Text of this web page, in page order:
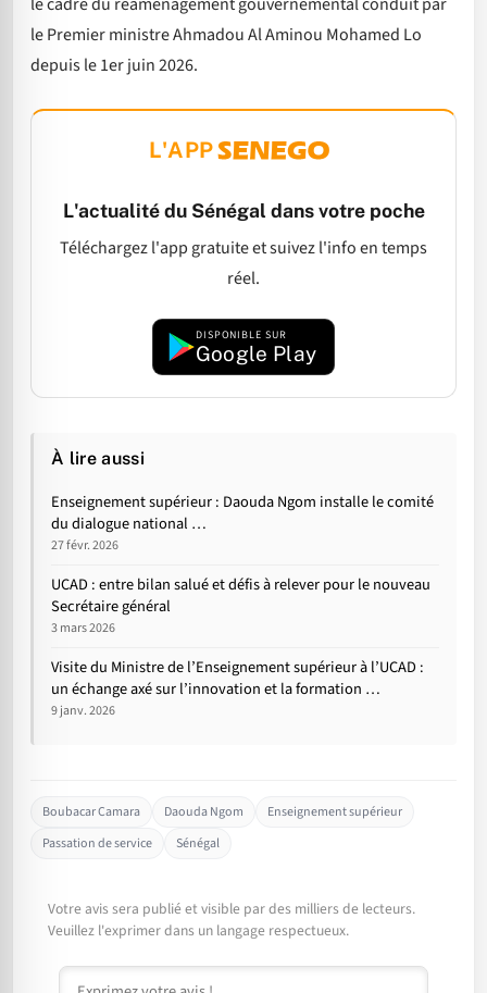
le Premier ministre Ahmadou Al Aminou Mohamed Lo
depuis le 1er juin 2026.
L'APP
L'actualité du Sénégal dans votre poche
Téléchargez l'app gratuite et suivez l'info en temps
réel.
DISPONIBLE SUR
Google Play
À lire aussi
Enseignement supérieur : Daouda Ngom installe le comité
du dialogue national …
27 févr. 2026
UCAD : entre bilan salué et défis à relever pour le nouveau
Secrétaire général
3 mars 2026
Visite du Ministre de l’Enseignement supérieur à l’UCAD :
un échange axé sur l’innovation et la formation …
9 janv. 2026
Boubacar Camara Daouda Ngom
Enseignement supérieur
Passation de service
Sénégal
Votre avis sera publié et visible par des milliers de lecteurs.
Veuillez l'exprimer dans un langage respectueux.
Commentaire